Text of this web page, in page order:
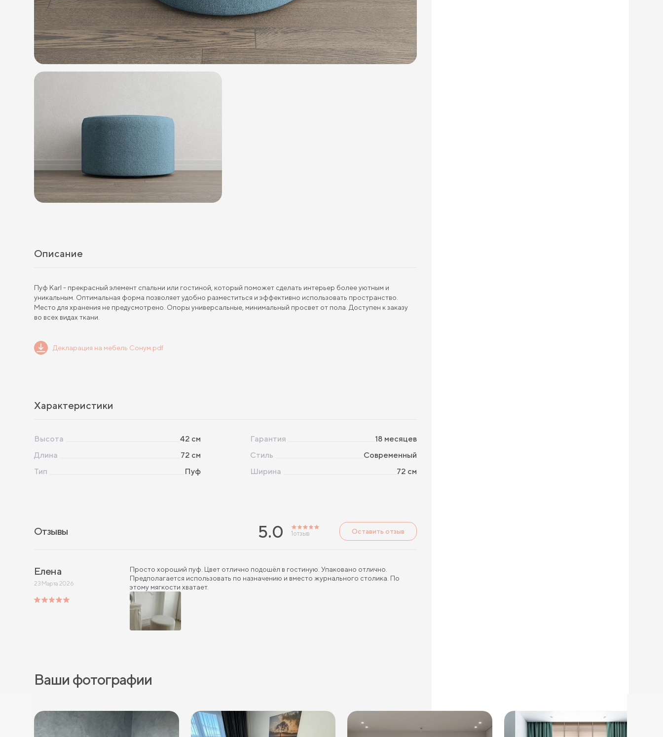
Описание
Пуф Karl - прекрасный элемент спальни или гостиной, который поможет сделать интерьер более уютным и
уникальным. Оптимальная форма позволяет удобно разместиться и эффективно использовать пространство.
Место для хранения не предусмотрено. Опоры универсальные, минимальный просвет от пола. Доступен к заказу
во всех видах ткани.
Декларация на мебель Сонум.pdf
Характеристики
Высота 42 см Гарантия
18 месяцев
Длина
72 см Стиль
Современный
Тип
Пуф Ширина 72 см
Отзывы 5.0 1 отзыв Оставить отзыв
Елена
23 Марта 2026
Просто хороший пуф. Цвет отлично подошёл в гостиную. Упаковано отлично.
Предполагается использовать по назначению и вместо журнального столика. По
этому мягкости хватает.
Ваши фотографии